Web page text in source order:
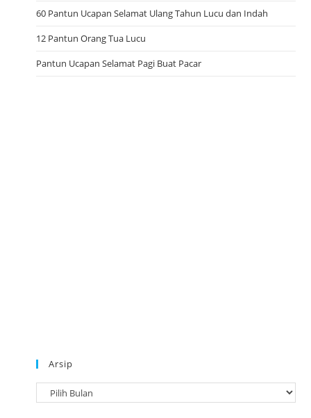
60 Pantun Ucapan Selamat Ulang Tahun Lucu dan Indah
12 Pantun Orang Tua Lucu
Pantun Ucapan Selamat Pagi Buat Pacar
Arsip
r